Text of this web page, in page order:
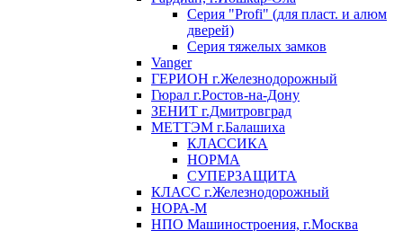
Серия "Profi" (для пласт. и алюм
дверей)
Серия тяжелых замков
Vanger
ГЕРИОН г.Железнодорожный
Гюрал г.Ростов-на-Дону
ЗЕНИТ г.Дмитровград
МЕТТЭМ г.Балашиха
КЛАССИКА
НОРМА
СУПЕРЗАЩИТА
КЛАСС г.Железнодорожный
НОРА-М
НПО Машиностроения, г.Москва